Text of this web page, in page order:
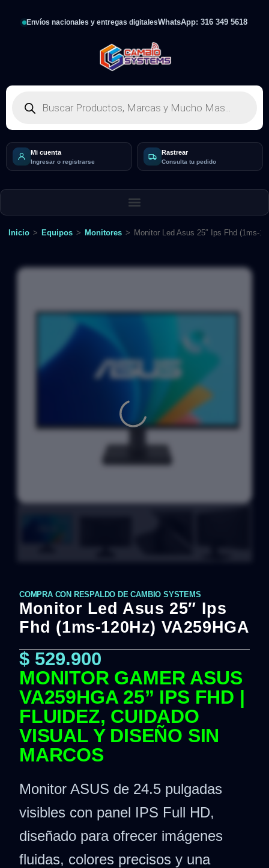
Envíos nacionales y entregas digitalesWhatsApp: 316 349 5618
Mi cuenta
Ingresar o registrarse
Rastrear
Consulta tu pedido
Inicio > Equipos > Monitores > Monitor Led Asus 25″ Ips Fhd (1ms-
COMPRA CON RESPALDO DE CAMBIO SYSTEMS
Monitor Led Asus 25″ Ips
Fhd (1ms-120Hz) VA259HGA
$ 529.900
MONITOR GAMER ASUS
VA259HGA 25” IPS FHD |
FLUIDEZ, CUIDADO
VISUAL Y DISEÑO SIN
MARCOS
Monitor ASUS de 24.5 pulgadas
visibles con panel IPS Full HD,
diseñado para ofrecer imágenes
fluidas, colores precisos y una